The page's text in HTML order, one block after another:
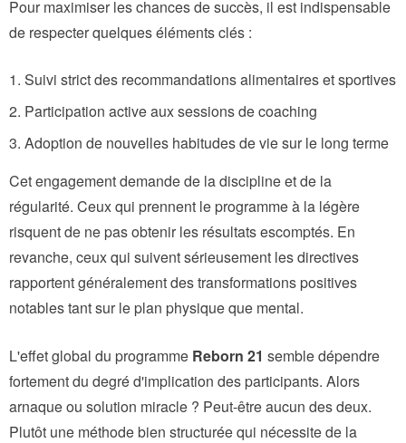
Pour maximiser les chances de succès, il est indispensable
de respecter quelques éléments clés :
Suivi strict des recommandations alimentaires et sportives
Participation active aux sessions de coaching
Adoption de nouvelles habitudes de vie sur le long terme
Cet engagement demande de la discipline et de la
régularité. Ceux qui prennent le programme à la légère
risquent de ne pas obtenir les résultats escomptés. En
revanche, ceux qui suivent sérieusement les directives
rapportent généralement des transformations positives
notables tant sur le plan physique que mental.
L'effet global du programme Reborn 21 semble dépendre
fortement du degré d'implication des participants. Alors
arnaque ou solution miracle ? Peut-être aucun des deux.
Plutôt une méthode bien structurée qui nécessite de la